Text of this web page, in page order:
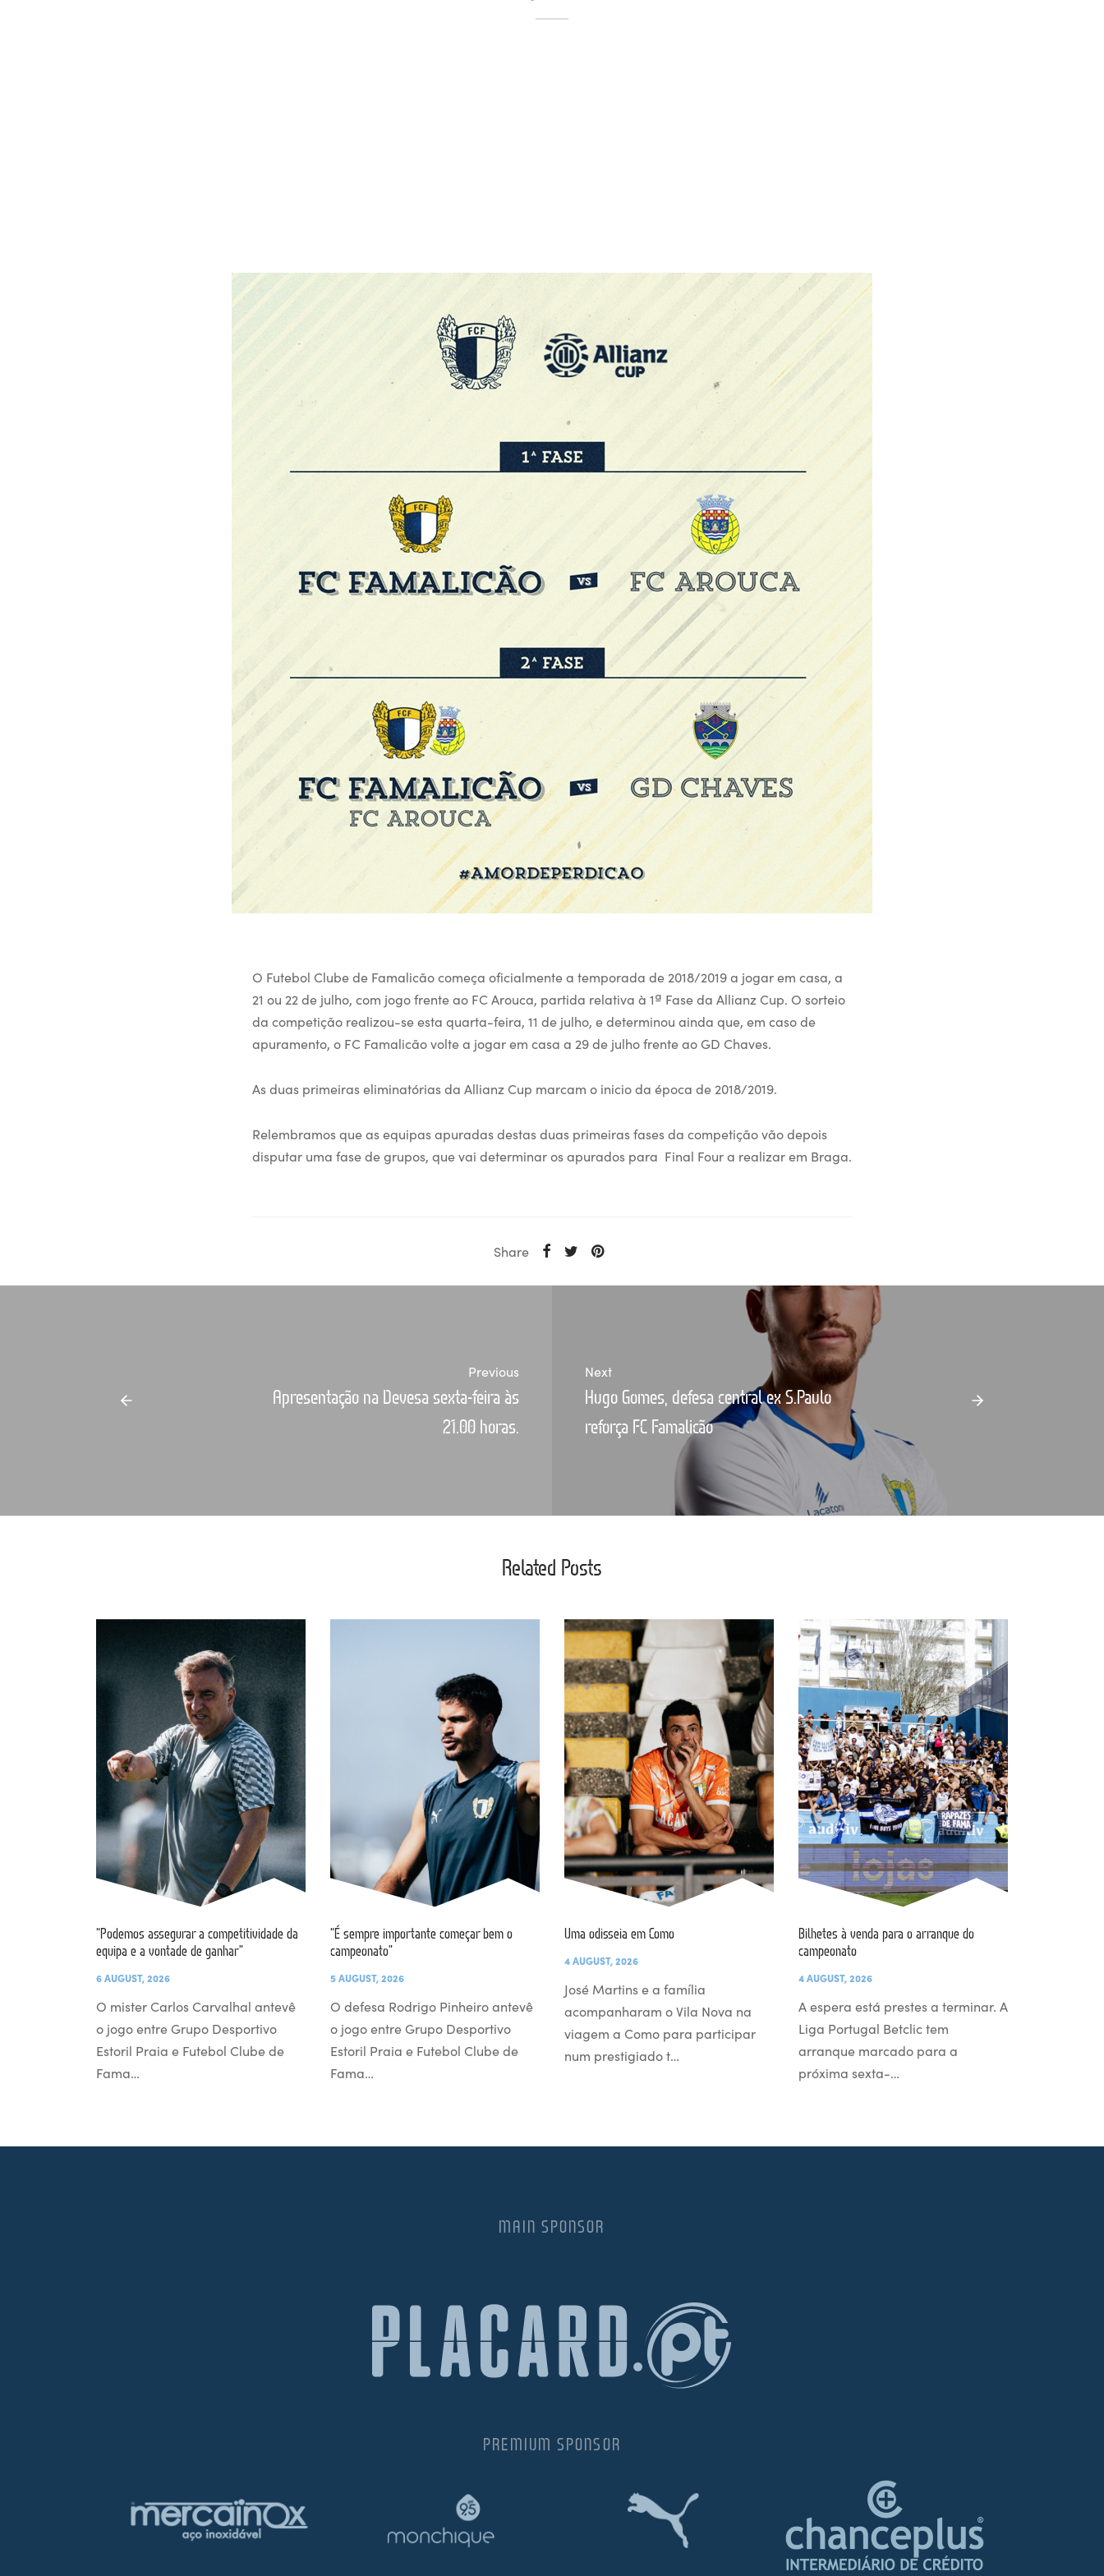
O Futebol Clube de Famalicão começa oficialmente a temporada de 2018/2019 a jogar em casa, a
21 ou 22 de julho, com jogo frente ao FC Arouca, partida relativa à 1ª Fase da Allianz Cup. O sorteio
da competição realizou-se esta quarta-feira, 11 de julho, e determinou ainda que, em caso de
apuramento, o FC Famalicão volte a jogar em casa a 29 de julho frente ao GD Chaves.
As duas primeiras eliminatórias da Allianz Cup marcam o inicio da época de 2018/2019.
Relembramos que as equipas apuradas destas duas primeiras fases da competição vão depois
disputar uma fase de grupos, que vai determinar os apurados para Final Four a realizar em Braga.
Share
Previous
Apresentação na Devesa sexta-feira às
21.00 horas.
Next
Hugo Gomes, defesa central ex S.Paulo
reforça FC Famalicão
Related Posts
“Podemos assegurar a competitividade da
equipa e a vontade de ganhar”
6 AUGUST, 2026
O mister Carlos Carvalhal antevê
o jogo entre Grupo Desportivo
Estoril Praia e Futebol Clube de
Fama…
“É sempre importante começar bem o
campeonato”
5 AUGUST, 2026
O defesa Rodrigo Pinheiro antevê
o jogo entre Grupo Desportivo
Estoril Praia e Futebol Clube de
Fama…
Uma odisseia em Como
4 AUGUST, 2026
José Martins e a família
acompanharam o Vila Nova na
viagem a Como para participar
num prestigiado t…
Bilhetes à venda para o arranque do
campeonato
4 AUGUST, 2026
A espera está prestes a terminar. A
Liga Portugal Betclic tem
arranque marcado para a
próxima sexta-…
MAIN SPONSOR
PREMIUM SPONSOR